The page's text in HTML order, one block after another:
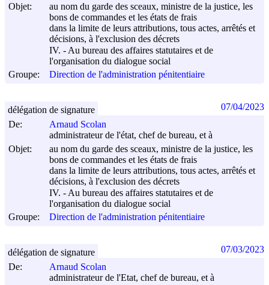
Objet:
au nom du garde des sceaux, ministre de la justice, les
bons de commandes et les états de frais
dans la limite de leurs attributions, tous actes, arrêtés et
décisions, à l'exclusion des décrets
IV. - Au bureau des affaires statutaires et de
l'organisation du dialogue social
Groupe:
Direction de l'administration pénitentiaire
De:
Arnaud Scolan
administrateur de l'état, chef de bureau, et à
Objet:
au nom du garde des sceaux, ministre de la justice, les
bons de commandes et les états de frais
dans la limite de leurs attributions, tous actes, arrêtés et
décisions, à l'exclusion des décrets
IV. - Au bureau des affaires statutaires et de
l'organisation du dialogue social
Groupe:
Direction de l'administration pénitentiaire
délégation de signature 07/04/2023
De:
Arnaud Scolan
administrateur de l'Etat, chef de bureau, et à
délégation de signature 07/03/2023